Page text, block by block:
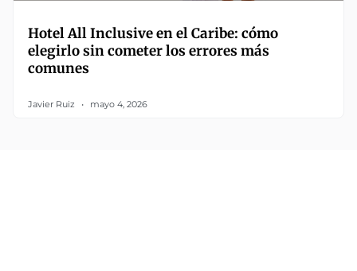
Hotel All Inclusive en el Caribe: cómo
elegirlo sin cometer los errores más
comunes
Javier Ruiz mayo 4, 2026